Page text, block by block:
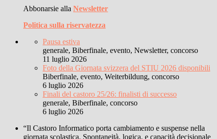
Abbonarsie alla Newsletter
Politica sulla riservatezza
Pausa estiva
generale, Biberfinale, evento, Newsletter, concorso
11 luglio 2026
Foto della Giornata svizzera del STIU 2026 disponibili
Biberfinale, evento, Weiterbildung, concorso
6 luglio 2026
Finali del castoro 25/26: finalisti di successo
generale, Biberfinale, concorso
6 luglio 2026
“Il Castoro Informatico porta cambiamento e suspense nella
giornata scolastica. Spontaneità, logica, e capacità decisionale